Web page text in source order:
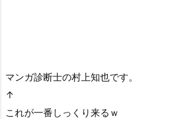
マンガ診断士の村上知也です。
↑
これが一番しっくり来るｗ